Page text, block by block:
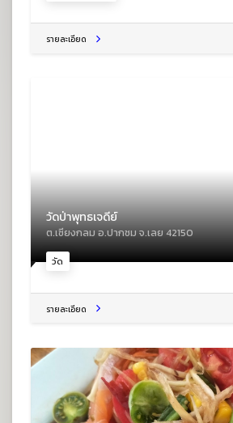
รายละเอียด
วัด
วัดป่าพุทธเจดีย์
ต.เชียงกลม อ.ปากชม จ.เลย 42150
รายละเอียด